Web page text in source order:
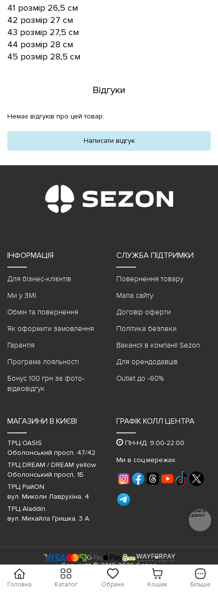
Головна Каталог Обране Кошик Більше
41 розмір 26,5 см
42 розмір 27 см
43 розмір 27,5 см
44 розмір 28 см
45 розмір 28,5 см
Відгуки
Немає відгуків про цей товар.
Написати відгук
ІНФОРМАЦІЯ
Для бізнес-клієнтів
Ми у ЗМІ
Обмін та повернення
Як оформити замовлення
Гарантія
Програма лояльності
Бонус 100 грн за фото-
відеовідгук
СЛУЖБА ПІДТРИМКИ
Повернення товару
Мапа сайту
Договір оферти
Політика безпеки
Вакансії в компанії Sezon
Для орендодавців
Outlet до -60%
МАГАЗИНИ В КИЄВІ
ТРЦ OASIS
Оболонський просп. 47/42
ТРЦ DREAM / DREAM yellow
Оболонський просп, 1Б
ТРЦ РайON
вул. Миколи Лаврухіна, 4
ТРЦ Aladdin
вул. Михайла Гришка, 3 А
ГРАФІК КОЛЛ ЦЕНТРА
ПН-НД: 9:00-22:00
Ми в соц.мережах:
Copyright © 2010-2026 Sezon
Почати
діалог